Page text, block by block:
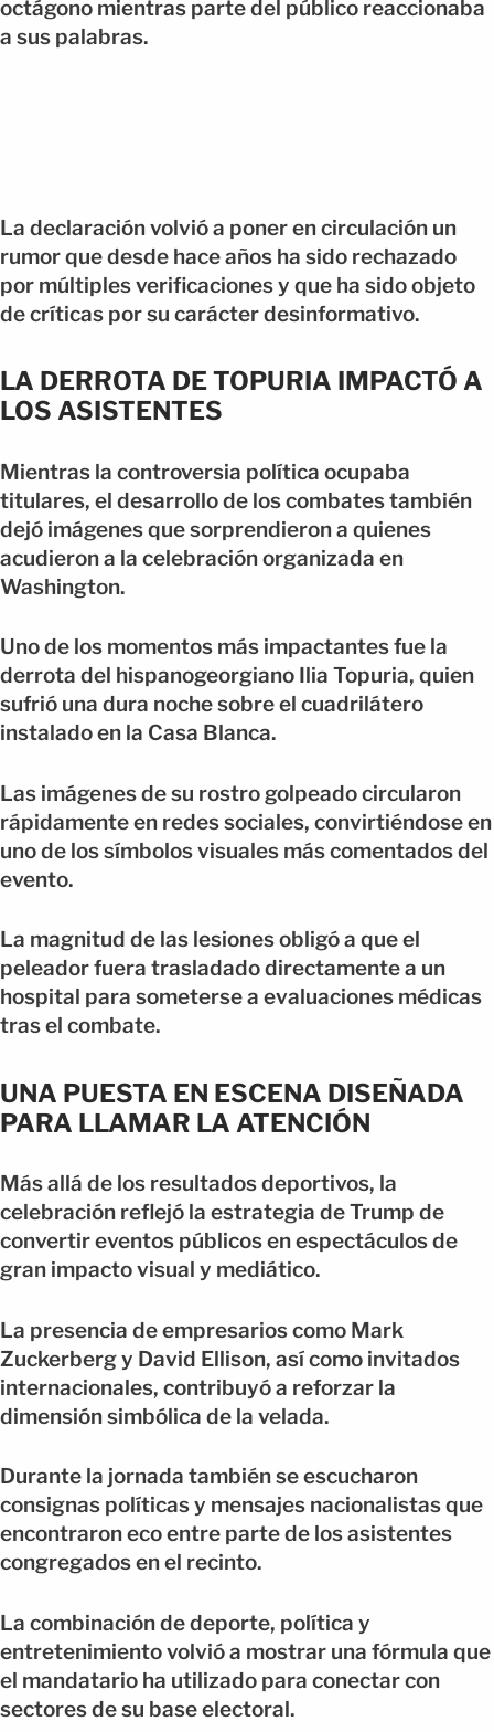
octágono mientras parte del público reaccionaba
a sus palabras.
La declaración volvió a poner en circulación un
rumor que desde hace años ha sido rechazado
por múltiples verificaciones y que ha sido objeto
de críticas por su carácter desinformativo.
LA DERROTA DE TOPURIA IMPACTÓ A
LOS ASISTENTES
Mientras la controversia política ocupaba
titulares, el desarrollo de los combates también
dejó imágenes que sorprendieron a quienes
acudieron a la celebración organizada en
Washington.
Uno de los momentos más impactantes fue la
derrota del hispanogeorgiano Ilia Topuria, quien
sufrió una dura noche sobre el cuadrilátero
instalado en la Casa Blanca.
Las imágenes de su rostro golpeado circularon
rápidamente en redes sociales, convirtiéndose en
uno de los símbolos visuales más comentados del
evento.
La magnitud de las lesiones obligó a que el
peleador fuera trasladado directamente a un
hospital para someterse a evaluaciones médicas
tras el combate.
UNA PUESTA EN ESCENA DISEÑADA
PARA LLAMAR LA ATENCIÓN
Más allá de los resultados deportivos, la
celebración reflejó la estrategia de Trump de
convertir eventos públicos en espectáculos de
gran impacto visual y mediático.
La presencia de empresarios como Mark
Zuckerberg y David Ellison, así como invitados
internacionales, contribuyó a reforzar la
dimensión simbólica de la velada.
Durante la jornada también se escucharon
consignas políticas y mensajes nacionalistas que
encontraron eco entre parte de los asistentes
congregados en el recinto.
La combinación de deporte, política y
entretenimiento volvió a mostrar una fórmula que
el mandatario ha utilizado para conectar con
sectores de su base electoral.